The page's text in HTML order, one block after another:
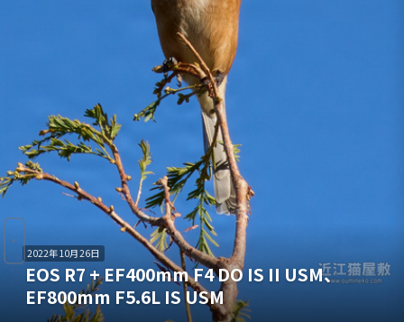
2022年10月26日
EOS R7 + EF400mm F4 DO IS II USM、
EF800mm F5.6L IS USM